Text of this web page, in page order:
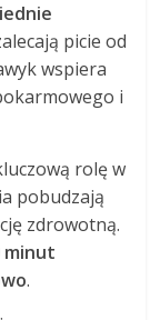
picie od
wspiera
i
rolę w
pobudzają
zdrowotną.
minut
.